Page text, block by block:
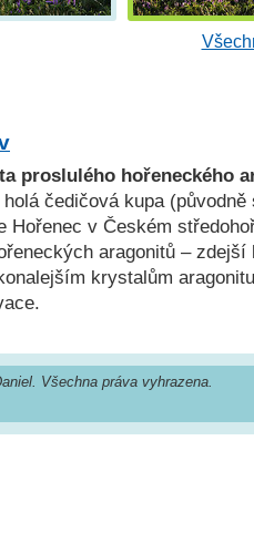
proslulého hořeneckého
holá čedičová kupa
Hořenec v Českém
aragonitů –
krystalům
Všechna práva vyhrazena.